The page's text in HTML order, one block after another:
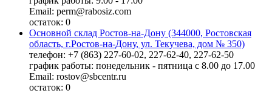
Email: perm@rabosiz.com
остаток: 0
Основной склад Ростов-на-Дону (344000, Ростовская
область, г.Ростов-на-Дону, ул. Текучева, дом № 350)
телефон: +7 (863) 227-60-02, 227-62-40, 227-62-50
график работы: понедельник - пятница с 8.00 до 17.00
Email: rostov@sbcentr.ru
остаток: 0